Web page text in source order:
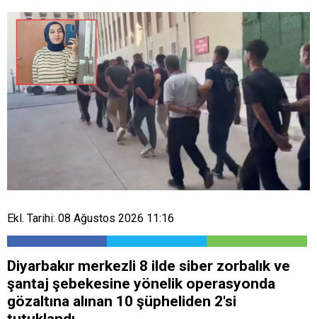
Ekl. Tarihi: 08 Ağustos 2026 11:16
Diyarbakır merkezli 8 ilde siber zorbalık ve
şantaj şebekesine yönelik operasyonda
gözaltına alınan 10 şüpheliden 2'si